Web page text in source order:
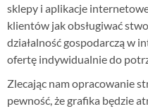
sklepy i aplikacje
klientów jak obsługiwać
działalność gospodarczą w
ofertę indywidualnie do
Zlecając nam opracowanie
pewność, że grafika będzie